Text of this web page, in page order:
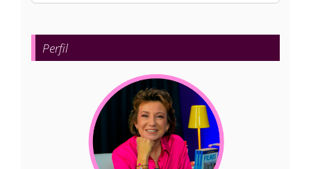
para:
Perfil